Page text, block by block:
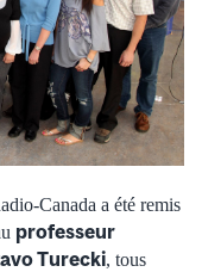
Canada a été remis
professeur
Turecki, tous